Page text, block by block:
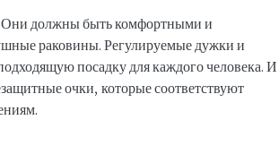
Они должны быть комфортными и
раковины. Регулируемые дужки и
посадку для каждого человека. И
очки, которые соответствуют